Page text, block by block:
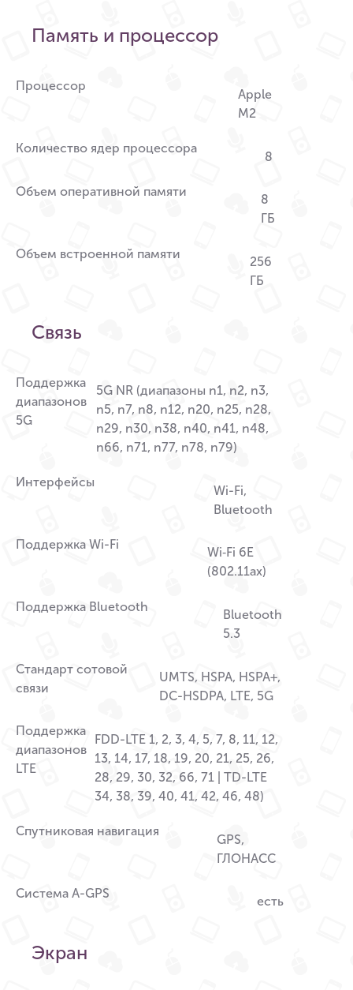
Память и процессор
Процессор
Apple
M2
Количество ядер процессора
8
Объем оперативной памяти
8
ГБ
Объем встроенной памяти
256
ГБ
Связь
Поддержка
диапазонов
5G
5G NR (диапазоны n1, n2, n3,
n5, n7, n8, n12, n20, n25, n28,
n29, n30, n38, n40, n41, n48,
n66, n71, n77, n78, n79)
Интерфейсы
Wi-Fi,
Bluetooth
Поддержка Wi-Fi
Wi‑Fi 6E
(802.11ax)
Поддержка Bluetooth
Bluetooth
5.3
Стандарт сотовой
связи
UMTS, HSPA, HSPA+,
DC-HSDPA, LTE, 5G
Поддержка
диапазонов
LTE
FDD-LTE 1, 2, 3, 4, 5, 7, 8, 11, 12,
13, 14, 17, 18, 19, 20, 21, 25, 26,
28, 29, 30, 32, 66, 71 | TD-LTE
34, 38, 39, 40, 41, 42, 46, 48)
Спутниковая навигация
GPS,
ГЛОНАСС
Система A-GPS
есть
Экран